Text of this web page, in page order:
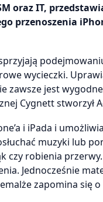
oraz IT,
przenoszenia
wycieczki.
zawsze jest
Cygnett stworzył
i iPada i
muzyki lub
czy robienia
Jednocześnie
zapomina się o